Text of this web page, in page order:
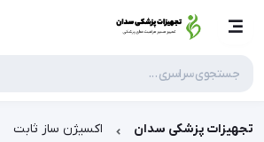
تجهیزات پزشکی سدان اکسیژن ساز ثابت